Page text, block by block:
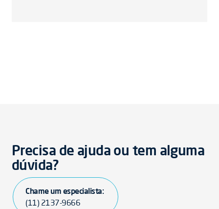
Precisa de ajuda ou tem alguma
dúvida?
Chame um especialista:
(11) 2137-9666